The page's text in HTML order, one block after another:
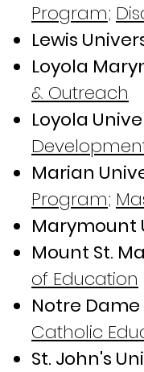
Program;
Lewis
Loyola
& Outreach
Loyola
Marian
Program;
Marymount
Mount St.
of Education
Notre
Catholic
St. John's